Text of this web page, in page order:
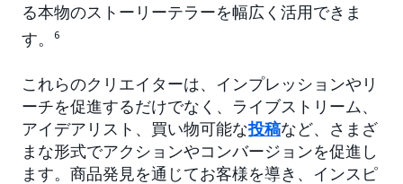
る本物のストーリーテラーを幅広く活用できま
す。
6
これらのクリエイターは、インプレッションやリ
ーチを促進するだけでなく、ライブストリーム、
アイデアリスト、買い物可能な投稿など、さまざ
まな形式でアクションやコンバージョンを促進し
ます。商品発見を通じてお客様を導き、インスピ